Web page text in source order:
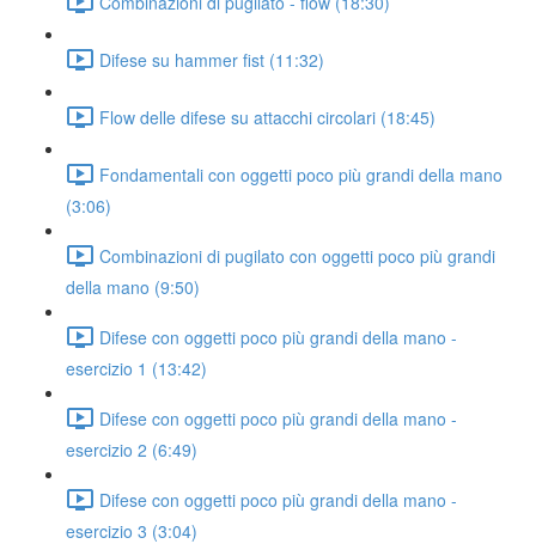
Difese su hammer fist (11:32)
Flow delle difese su attacchi circolari (18:45)
Fondamentali con oggetti poco più grandi della mano
(3:06)
Combinazioni di pugilato con oggetti poco più grandi
della mano (9:50)
Difese con oggetti poco più grandi della mano -
esercizio 1 (13:42)
Difese con oggetti poco più grandi della mano -
esercizio 2 (6:49)
Difese con oggetti poco più grandi della mano -
esercizio 3 (3:04)